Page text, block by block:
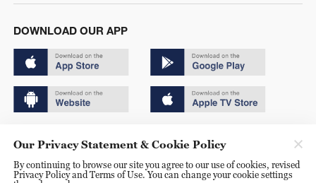
DOWNLOAD OUR APP
京ICP备20000184号
Our Privacy Statement & Cookie Policy
By continuing to browse our site you agree to our use of cookies, revised
Privacy Policy and Terms of Use. You can change your cookie settings